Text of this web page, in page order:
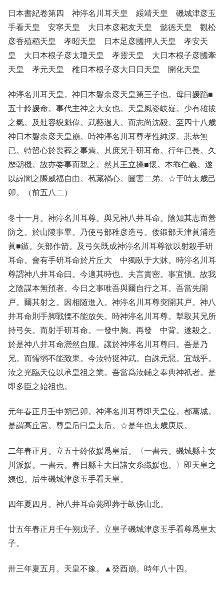
日本書紀卷第四 神渟名川耳天皇 綏靖天皇 磯城津彦玉
手看天皇 安寧天皇 大日本彦耜友天皇 懿徳天皇 觀松
彦香殖稻天皇 孝昭天皇 日本足彦國押人天皇 孝安天
皇 大日本根子彦太瓊天皇 孝靈天皇 大日本根子彦國牽
天皇 孝元天皇 稚日本根子彦大日日天皇 開化天皇
神渟名川耳天皇。神日本磐余彦天皇第三子也。母曰媛蹈■
五十鈴媛命。事代主神之大女也。天皇風姿岐嶷。少有雄拔
之氣。及壯容貎魁偉。武藝過人。而志尚沈毅。至四十八歳
神日本磐余彦天皇崩。時神渟名川耳尊孝性純深。悲恭無
已。特留心於喪葬之事焉。其庶兄手研耳命。行年已長。久
歴朝機。故亦委事而親之。然其王立操■懷。本乖仁義。遂
以諒闇之際威福自由。苞藏禍心。圖害二弟。☆于時太歳己
卯。（前五八二）
冬十一月。神渟名川耳尊。與兄神八井耳命。陰知其志而善
防之。於山陵事畢。乃使弓部稚彦造弓。倭鍛部天津眞浦造
眞■鏃。矢部作箭。及弓矢既成神渟名川耳尊欲以射殺手研
耳命。會有手研耳命於片丘大 中獨臥于大牀。時渟名川耳
尊謂神八井耳命曰。今適其時也。夫言貴密。事宜愼。故我
之陰謀本無預者。今日之事唯吾與爾自行之耳。吾當先開
戸。爾其射之。因相随進入。神渟名川耳尊突開其戸。神八
井耳命則手脚戰慄不能放矢。時神渟名川耳尊。掣取其兄所
持弓矢。而射手研耳命。一發中胸。再發 中背。遂殺之。
於是神八井耳命懣然自服。讓於神渟名川耳尊曰。吾是乃
兄。而懦弱不能致果。今汝特挺神武。自誅元惡。宜哉乎。
汝之光臨天位以承皇祖之業。吾當爲汝輔之奉典神祇者。是
即多臣之始祖也。
元年春正月壬申朔己卯。神渟名川耳尊即天皇位。都葛城。
是謂高丘宮。尊皇后曰皇太后。☆是年也太歳庚辰。
二年春正月。立五十鈴依媛爲皇后。〈一書云。磯城縣主女
川派媛。一書云。春日縣主大日諸女糸織媛也。〉即天皇之
姨也。后生磯城津彦玉手看天皇。
四年夏四月。神八井耳命薨即葬于畝傍山北。
廿五年春正月壬午朔戊子。立皇子磯城津彦玉手看尊爲皇太
子。
卅三年夏五月。天皇不豫。▲癸酉崩。時年八十四。